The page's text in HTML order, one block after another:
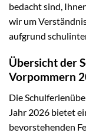
bedacht sind,
wir um
aufgrund
Übersicht der
Vorpommern
Die
Jahr 2026 bietet
bevorstehenden